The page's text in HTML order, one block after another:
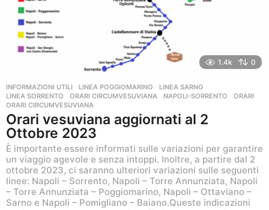
1.4k 0
INFORMAZIONI UTILI ,LINEA POGGIOMARINO ,LINEA SARNO
LINEA SORRENTO
,ORARI CIRCUMVESUVIANA NAPOLI-SORRENTO ,ORARI
ORARI CIRCUMVESUVIANA
Orari vesuviana aggiornati al 2
Ottobre 2023
È importante essere informati sulle variazioni per garantire
un viaggio agevole e senza intoppi. Inoltre, a partire dal 2
ottobre 2023, ci saranno ulteriori variazioni sulle seguenti
linee: Napoli – Sorrento, Napoli – Torre Annunziata, Napoli
– Torre Annunziata – Poggiomarino, Napoli – Ottaviano –
Sarno e Napoli – Pomigliano – Baiano.Queste indicazioni